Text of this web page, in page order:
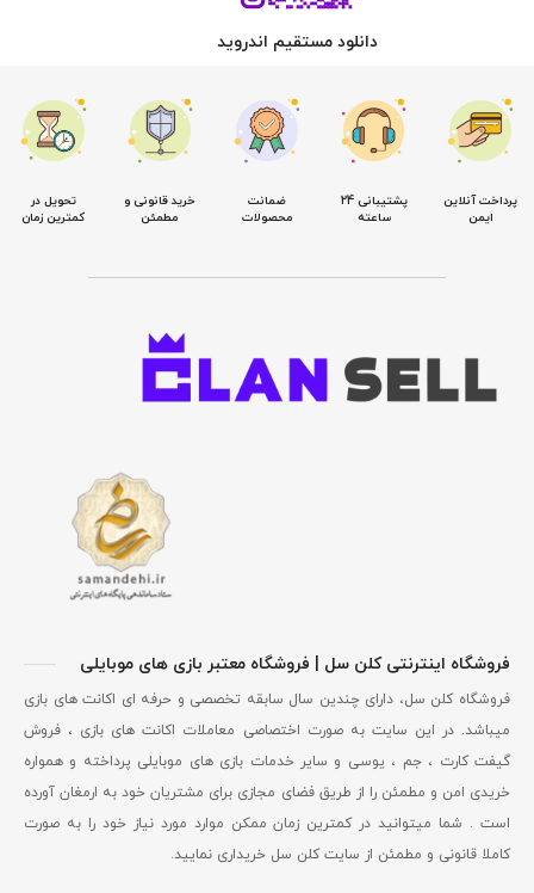
دانلود مستقیم اندروید
پرداخت آنلاین
ایمن
پشتیبانی 24
ساعته
ضمانت
محصولات
خرید قانونی و
مطمئن
تحویل در
کمترین زمان
فروشگاه اینترنتی کلن سل | فروشگاه معتبر بازی های موبایلی
فروشگاه کلن سل، دارای چندین سال سابقه تخصصی و حرفه ای اکانت های بازی
میباشد. در این سایت به صورت اختصاصی معاملات اکانت های بازی ، فروش
گیفت کارت ، جم ، یوسی و سایر خدمات بازی های موبایلی پرداخته و همواره
خریدی امن و مطمئن را از طریق فضای مجازی برای مشتریان خود به ارمغان آورده
است . شما میتوانید در کمترین زمان ممکن موارد مورد نیاز خود را به صورت
کاملا قانونی و مطمئن از سایت کلن سل خریداری نمایید.